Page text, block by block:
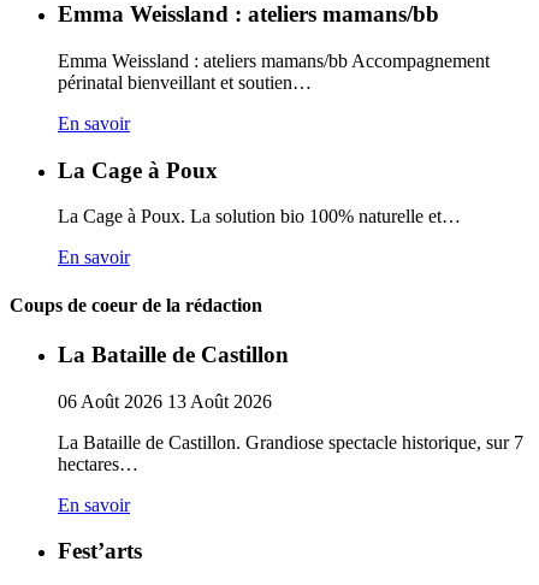
Emma Weissland : ateliers mamans/bb
Emma Weissland : ateliers mamans/bb Accompagnement
périnatal bienveillant et soutien…
En savoir
La Cage à Poux
La Cage à Poux. La solution bio 100% naturelle et…
En savoir
Coups de coeur de la rédaction
La Bataille de Castillon
06 Août 2026 13 Août 2026
La Bataille de Castillon. Grandiose spectacle historique, sur 7
hectares…
En savoir
Fest’arts